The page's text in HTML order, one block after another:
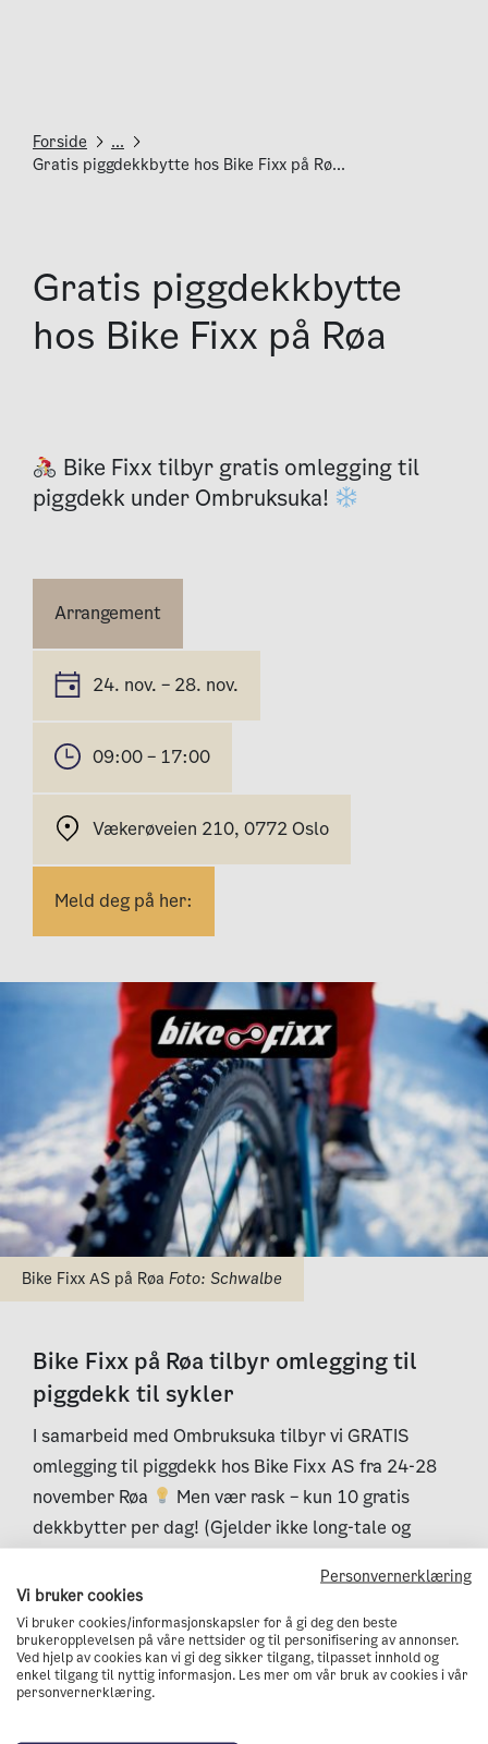
Forside
...
Gratis piggdekkbytte hos Bike Fixx på Rø...
Gratis piggdekkbytte
hos Bike Fixx på Røa
Bike Fixx tilbyr gratis omlegging til
piggdekk under Ombruksuka!
Arrangement
24. nov. – 28. nov.
09:00 – 17:00
Vækerøveien 210, 0772 Oslo
Meld deg på her:
Bike Fixx AS på Røa Foto: Schwalbe
Bike Fixx på Røa tilbyr omlegging til
piggdekk til sykler
I samarbeid med Ombruksuka tilbyr vi GRATIS
omlegging til piggdekk hos Bike Fixx AS fra 24-28
november Røa
Men vær rask – kun 10 gratis
dekkbytter per dag! (Gjelder ikke long-tale og
Slik fungerer piggdekkbytte hos Bike Fixx:
Gå til Bike Fixx sinenettsider her
Personvernerklæring
Vi bruker cookies
Vi bruker cookies/informasjonskapsler for å gi deg den beste
brukeropplevelsen på våre nettsider og til personifisering av annonser.
Ved hjelp av cookies kan vi gi deg sikker tilgang, tilpasset innhold og
enkel tilgang til nyttig informasjon. Les mer om vår bruk av cookies i vår
personvernerklæring.